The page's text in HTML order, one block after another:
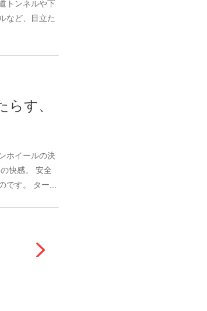
トンネルや下
など、目立た
す、
ホイールの決
快感。 安全
です。 ター...